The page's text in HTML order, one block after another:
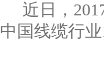
近日，
中国线缆行